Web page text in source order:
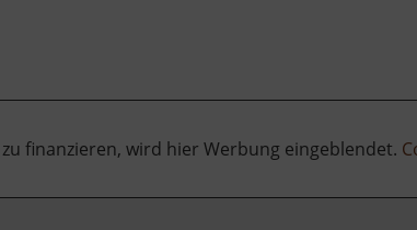
finanzieren, wird hier Werbung eingeblendet.